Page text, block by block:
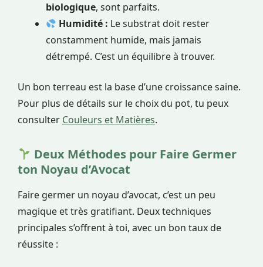
biologique, sont parfaits.
Humidité : Le substrat doit rester
constamment humide, mais jamais
détrempé. C’est un équilibre à trouver.
Un bon terreau est la base d’une croissance saine.
Pour plus de détails sur le choix du pot, tu peux
consulter Couleurs et Matières.
Deux Méthodes pour Faire Germer
ton Noyau d’Avocat
Faire germer un noyau d’avocat, c’est un peu
magique et très gratifiant. Deux techniques
principales s’offrent à toi, avec un bon taux de
réussite :